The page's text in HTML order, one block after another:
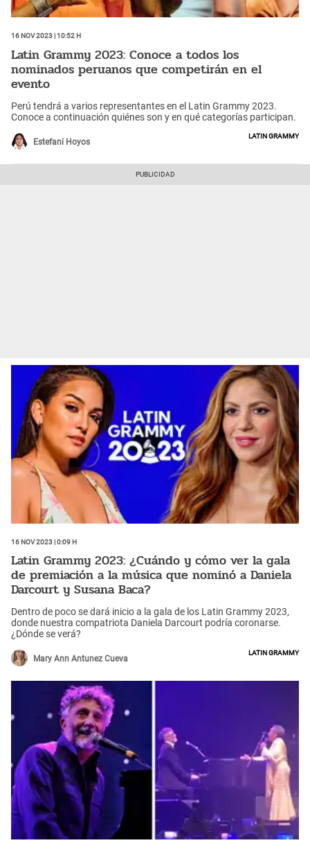
16 Nov 2023 | 10:52 h
Latin Grammy 2023: Conoce a todos los
nominados peruanos que competirán en el
evento
Perú tendrá a varios representantes en el Latin Grammy 2023.
Conoce a continuación quiénes son y en qué categorías participan.
Estefani Hoyos
Latin Grammy
16 Nov 2023 | 0:09 h
Latin Grammy 2023: ¿Cuándo y cómo ver la gala
de premiación a la música que nominó a Daniela
Darcourt y Susana Baca?
Dentro de poco se dará inicio a la gala de los Latin Grammy 2023,
donde nuestra compatriota Daniela Darcourt podría coronarse.
¿Dónde se verá?
Mary Ann Antunez Cueva
Latin Grammy